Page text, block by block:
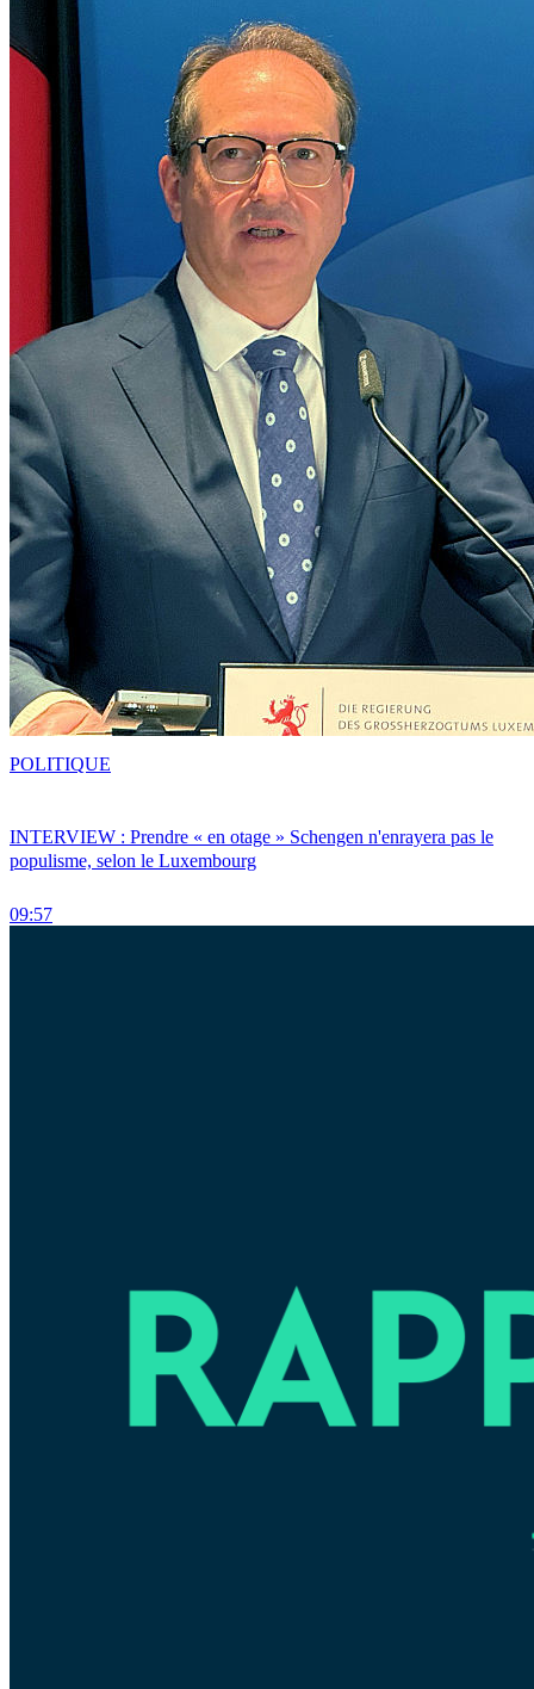
INTERVIEW : Prendre « en otage » Schengen n'enrayera pas le
populisme, selon le Luxembourg
09:57
POLITIQUE